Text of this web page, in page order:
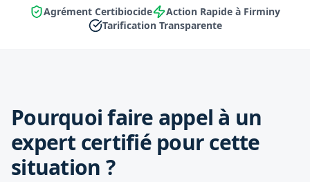
Agrément Certibiocide
Action Rapide à Firminy
Tarification Transparente
Pourquoi faire appel à un
expert certifié pour cette
situation ?